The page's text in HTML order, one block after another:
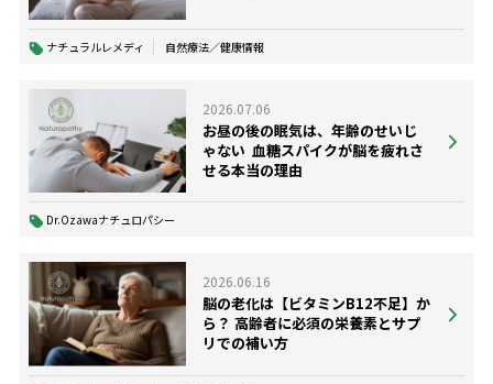
ナチュラルレメディ 自然療法／健康情報
2026.07.06
お昼の後の眠気は、年齢のせいじ
ゃない ―― 血糖スパイクが脳を疲れさ
せる本当の理由
Dr.Ozawaナチュロパシー
2026.06.16
脳の老化は【ビタミンB12不足】か
ら？ 高齢者に必須の栄養素とサプ
リでの補い方